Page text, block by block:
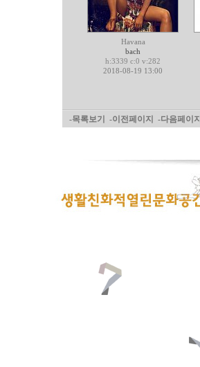
Havana
bach
h:3339 c:0 v:282
2018-08-19 13:00
-목록보기 -이전페이지 -다음페이지